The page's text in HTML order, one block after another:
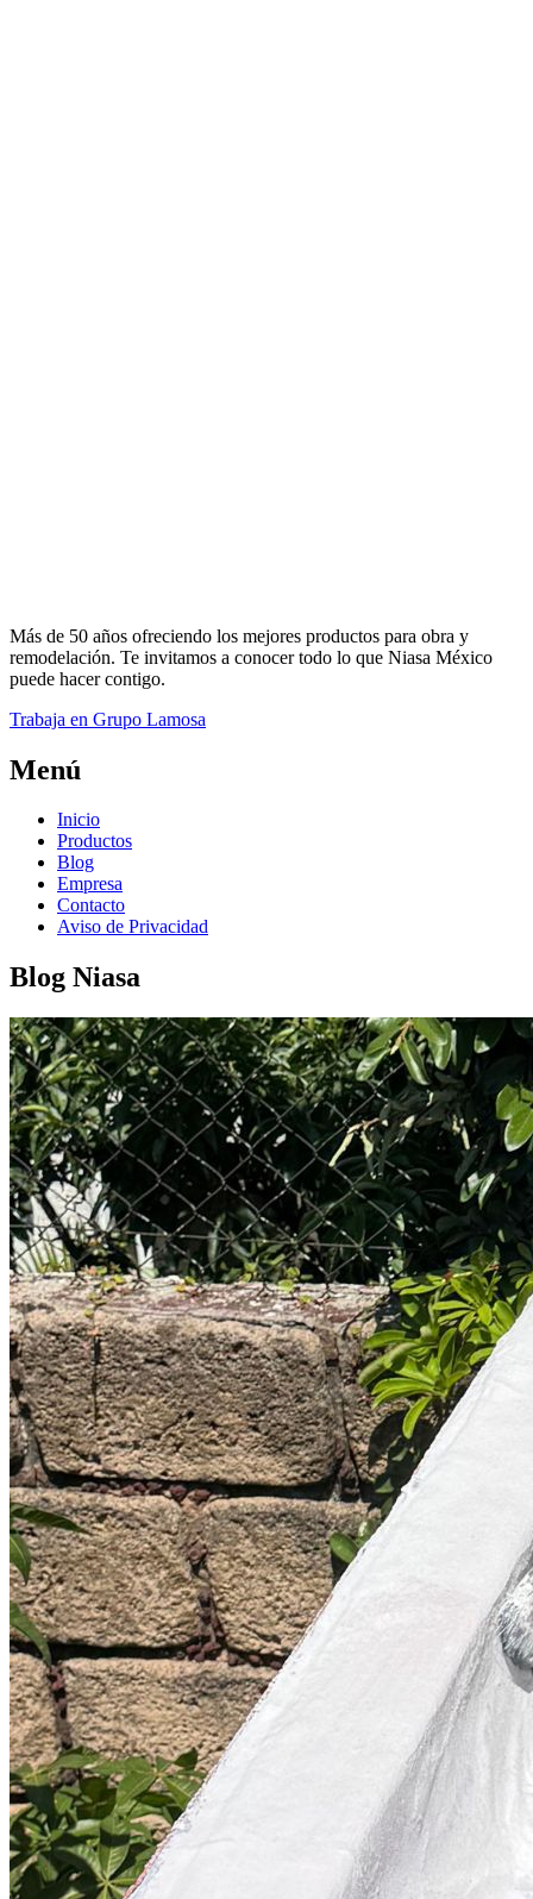
Más de 50 años ofreciendo los mejores productos para obra y
remodelación. Te invitamos a conocer todo lo que Niasa México
puede hacer contigo.
Trabaja en Grupo Lamosa
Menú
Inicio
Productos
Blog
Empresa
Contacto
Aviso de Privacidad
Blog Niasa